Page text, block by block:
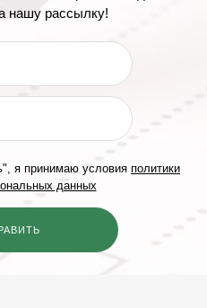
нашу рассылку!
я принимаю условия политики
данных